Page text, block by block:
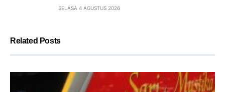
SELASA 4 AGUSTUS 2026
Related Posts